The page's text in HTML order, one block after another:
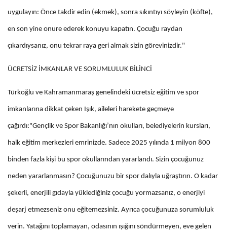
uygulayın: Önce takdir edin (ekmek), sonra sıkıntıyı söyleyin (köfte),
en son yine onure ederek konuyu kapatın. Çocuğu raydan
çıkardıysanız, onu tekrar raya geri almak sizin görevinizdir."
ÜCRETSİZ İMKANLAR VE SORUMLULUK BİLİNCİ
Türkoğlu ve Kahramanmaraş genelindeki ücretsiz eğitim ve spor
imkanlarına dikkat çeken Işık, aileleri harekete geçmeye
çağırdı:"Gençlik ve Spor Bakanlığı’nın okulları, belediyelerin kursları,
halk eğitim merkezleri emrinizde. Sadece 2025 yılında 1 milyon 800
binden fazla kişi bu spor okullarından yararlandı. Sizin çocuğunuz
neden yararlanmasın? Çocuğunuzu bir spor dalıyla uğraştırın. O kadar
şekerli, enerjili gıdayla yüklediğiniz çocuğu yormazsanız, o enerjiyi
deşarj etmezseniz onu eğitemezsiniz. Ayrıca çocuğunuza sorumluluk
verin. Yatağını toplamayan, odasının ışığını söndürmeyen, eve gelen